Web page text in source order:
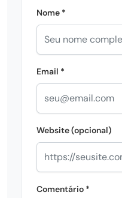
Nome *
Email *
Website (opcional)
Comentário *